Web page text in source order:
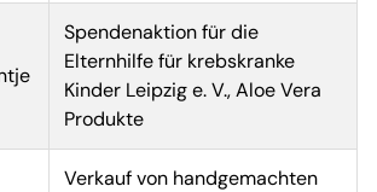
Spendenaktion für die
Elternhilfe für krebskranke
Kinder Leipzig e. V., Aloe Vera
Produkte
Verkauf von handgemachten